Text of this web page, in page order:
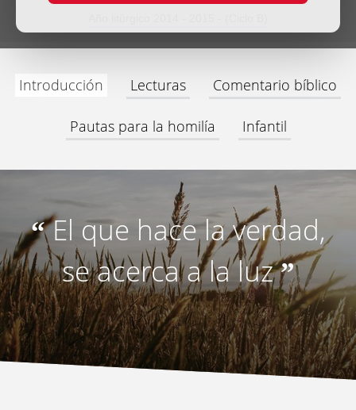
Introducción Lecturas Comentario bíblico
Pautas para la homilía Infantil
“El que hace la verdad,
se acerca a la luz”